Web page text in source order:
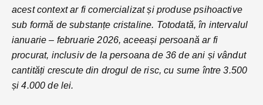
acest context ar fi comercializat și produse psihoactive
sub formă de substanțe cristaline. Totodată, în intervalul
ianuarie – februarie 2026, aceeași persoană ar fi
procurat, inclusiv de la persoana de 36 de ani și vândut
cantități crescute din drogul de risc, cu sume între 3.500
și 4.000 de lei.